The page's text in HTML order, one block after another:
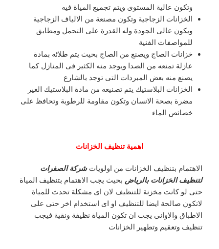
وتكون عالية المستوى ويتم تجميع المياة فيه
الخزانات الزجاجية وتكون مصنعة من الالياف الزجاجية
ويكون عالى الجودة وله القدرة على التحمل ومطابق
للمواصفات الفنية
خزانات الصاج ويصنع من الصاج بحيث يتم طلائه بمادة
عازلة تمنعه من الصدا ويوجد منه الكثير فى المنازل كما
يصنع منه بعض المبردات التى توجد بالشارع
الخزانات البلاستيك يتم تصنيعه من مادة البلاستيك الغير
مضرة بصحة الانسان وتكون مقاومة للرطوبة وتحافظ على
خصائص الماء
اهمية تنظيف الخزانات
الاهتمام بتنظيف الخزانات من اولوياتشركة الصفرات
لتنظيف الخزانات بالرياض بحيث يجب الاهتمام بتنظيف المياة
حتى لو كانت مخزنة للتنظيف لان اى مشكلة تحدث للمياة
لاتكون صالحة ايضا للتنظيف او اى استخدام اخر حتى على
الاطباق والاوانى يجب ان تكون المياة نظيفة ونقية فيجب
تنظيف وتعقيم وتطهير الخزانات